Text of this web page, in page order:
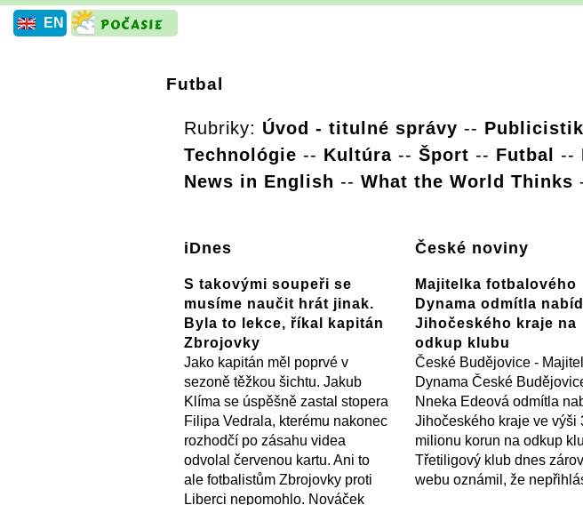
EN
Futbal
Rubriky: Úvod - titulné správy --
Technológie -- Kultúra -- Šport -- Futbal --
News in English -- What the World Thinks
iDnes
S takovými soupeři se
musíme naučit hrát jinak.
Byla to lekce, říkal kapitán
Zbrojovky
Jako kapitán měl poprvé v
sezoně těžkou šichtu. Jakub
Klíma se úspěšně zastal stopera
Filipa Vedrala, kterému nakonec
rozhodčí po zásahu videa
odvolal červenou kartu. Ani to
ale fotbalistům Zbrojovky proti
Liberci nepomohlo. Nováček
České noviny
Majitelka fotbalového
Dynama odmítla
Jihočeského kraje na
odkup klubu
České Budějovice -
Dynama České
Nneka Edeová odmítla
Jihočeského kraje ve výši
milionu korun na odkup
Třetiligový klub dnes
webu oznámil, že